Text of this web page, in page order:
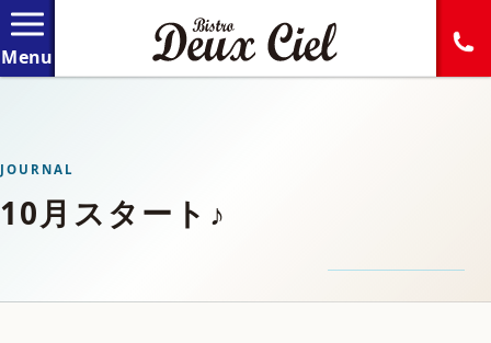
JOURNAL
10月スタート♪